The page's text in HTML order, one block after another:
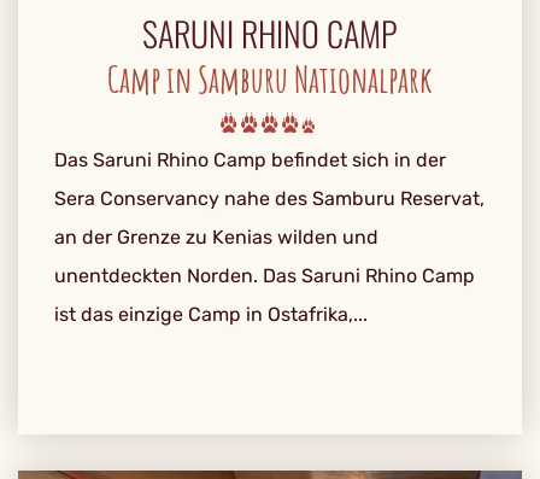
SARUNI RHINO CAMP
Camp in Samburu Nationalpark
Das Saruni Rhino Camp befindet sich in der
Sera Conservancy nahe des Samburu Reservat,
an der Grenze zu Kenias wilden und
unentdeckten Norden. Das Saruni Rhino Camp
ist das einzige Camp in Ostafrika,...